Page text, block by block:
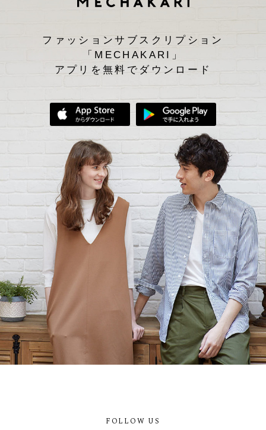
ファッションサブスクリプション
「MECHAKARI」
アプリを無料でダウンロード
App Storeからダウンロード
FOLLOW US